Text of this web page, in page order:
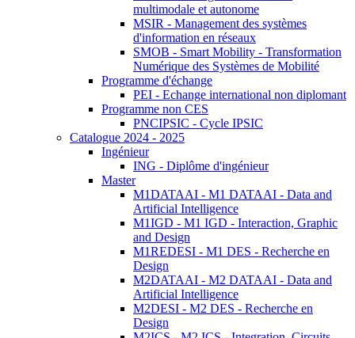
multimodale et autonome
MSIR - Management des systèmes
d'information en réseaux
SMOB - Smart Mobility - Transformation
Numérique des Systèmes de Mobilité
Programme d'échange
PEI - Echange international non diplomant
Programme non CES
PNCIPSIC - Cycle IPSIC
Catalogue 2024 - 2025
Ingénieur
ING - Diplôme d'ingénieur
Master
M1DATAAI - M1 DATAAI - Data and
Artificial Intelligence
M1IGD - M1 IGD - Interaction, Graphic
and Design
M1REDESI - M1 DES - Recherche en
Design
M2DATAAI - M2 DATAAI - Data and
Artificial Intelligence
M2DESI - M2 DES - Recherche en
Design